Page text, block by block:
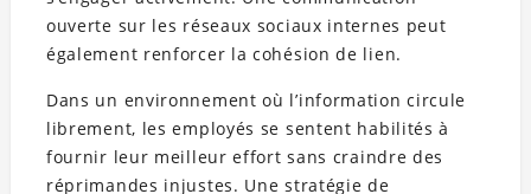
ouverte sur les réseaux sociaux internes peut
également renforcer la cohésion de lien.
Dans un environnement où l’information circule
librement, les employés se sentent habilités à
fournir leur meilleur effort sans craindre des
réprimandes injustes. Une stratégie de